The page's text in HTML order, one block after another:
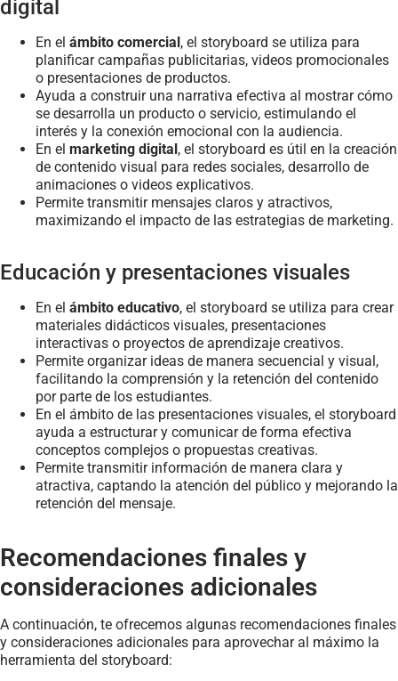
digital
En el ámbito comercial, el storyboard se utiliza para
planificar campañas publicitarias, videos promocionales
o presentaciones de productos.
Ayuda a construir una narrativa efectiva al mostrar cómo
se desarrolla un producto o servicio, estimulando el
interés y la conexión emocional con la audiencia.
En el marketing digital, el storyboard es útil en la creación
de contenido visual para redes sociales, desarrollo de
animaciones o videos explicativos.
Permite transmitir mensajes claros y atractivos,
maximizando el impacto de las estrategias de marketing.
Educación y presentaciones visuales
En el ámbito educativo, el storyboard se utiliza para crear
materiales didácticos visuales, presentaciones
interactivas o proyectos de aprendizaje creativos.
Permite organizar ideas de manera secuencial y visual,
facilitando la comprensión y la retención del contenido
por parte de los estudiantes.
En el ámbito de las presentaciones visuales, el storyboard
ayuda a estructurar y comunicar de forma efectiva
conceptos complejos o propuestas creativas.
Permite transmitir información de manera clara y
atractiva, captando la atención del público y mejorando la
retención del mensaje.
Recomendaciones finales y
consideraciones adicionales
A continuación, te ofrecemos algunas recomendaciones finales
y consideraciones adicionales para aprovechar al máximo la
herramienta del storyboard: